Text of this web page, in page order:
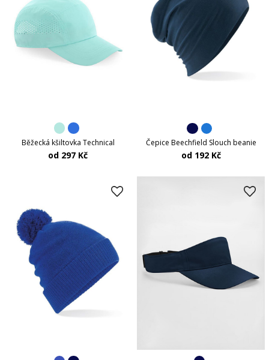
Běžecká kšiltovka Technical
od 297 Kč
Čepice Beechfield Slouch beanie
od 192 Kč